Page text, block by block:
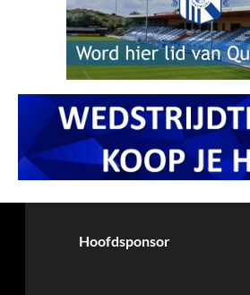
Hoofdsponsor